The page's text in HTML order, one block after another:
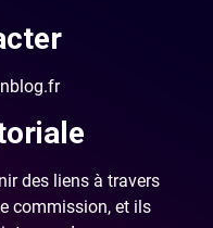
des liens à travers
commission, et ils